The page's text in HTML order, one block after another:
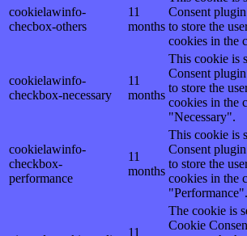
cookielawinfo-
checbox-others
11
months
Consent
to store the
cookies in the
cookielawinfo-
checkbox-necessary
11
months
This cookie is
Consent
to store the
cookies in the
"Necessary".
cookielawinfo-
checkbox-
performance
11
months
This cookie is
Consent
to store the
cookies in the
"Performance".
11
The cookie is
Cookie